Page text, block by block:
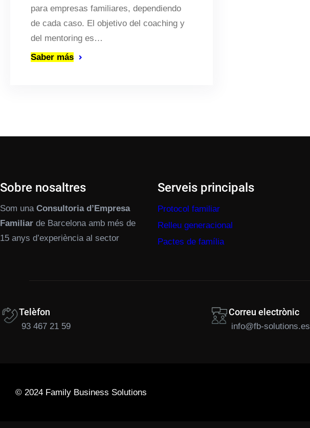
para empresas familiares, dependiendo
de cada caso. El objetivo del coaching y
del mentoring es…
Saber más
Sobre nosaltres
Som una Consultoria d’Empresa
Familiar de Barcelona amb més de
15 anys d’experiència al sector
Serveis principals
Protocol familiar
Relleu generacional
Pactes de família
Telèfon
93 467 21 59
Correu electrònic
info@fb-solutions.es
© 2024 Family Business Solutions